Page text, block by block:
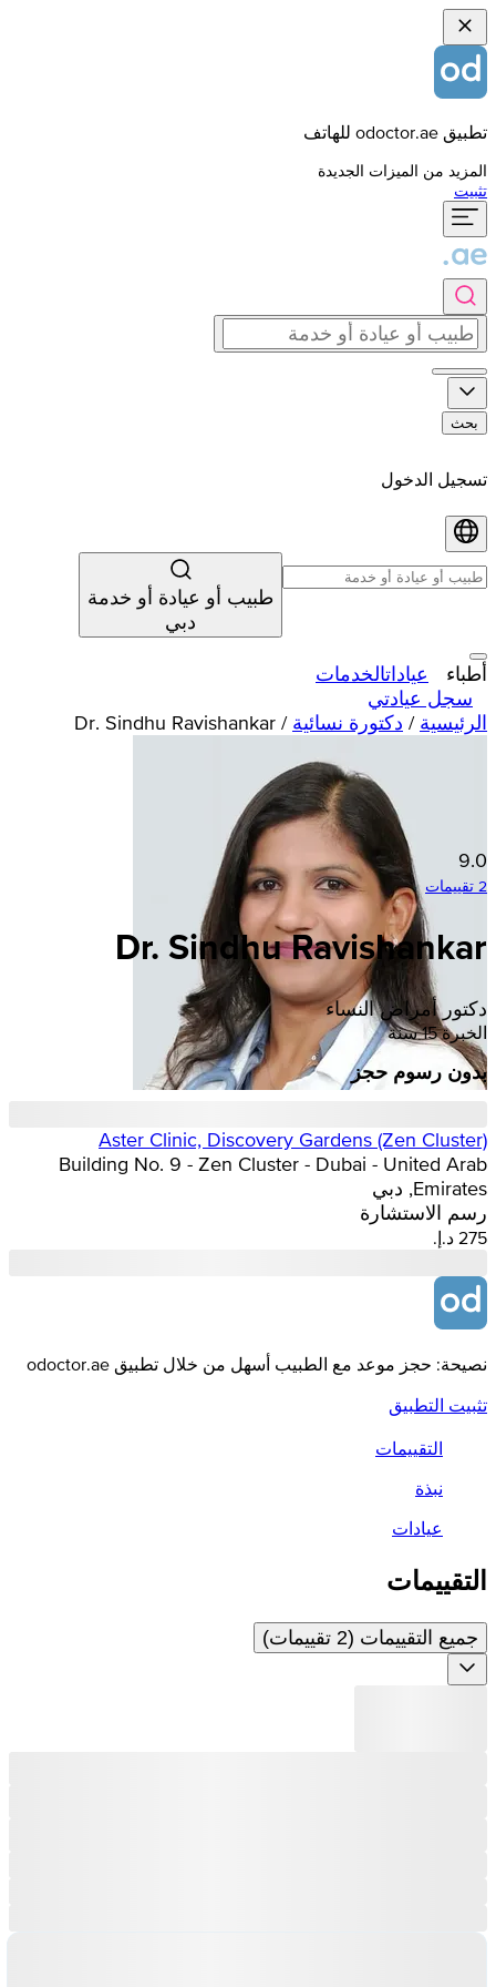
تطبيق odoctor.ae للهاتف
المزيد من الميزات الجديدة
تثبيت
بحث
تسجيل الدخول
طبيب أو عيادة أو خدمة
دبي
أطباء عياداتالخدمات
سجل عيادتي
الرئيسية / دكتورة نسائية /
Dr. Sindhu Ravishankar
9.0
2 تقييمات
Dr. Sindhu Ravishankar
دكتور أمراض النساء
الخبرة 15 سنة
بدون رسوم حجز
Aster Clinic, Discovery Gardens (Zen Cluster)
Building No. 9 - Zen Cluster - Dubai - United Arab
Emirates, دبي
رسم الاستشارة
نصيحة: حجز موعد مع الطبيب أسهل من خلال تطبيق odoctor.ae
تثبيت التطبيق
التقييمات
نبذة
عيادات
التقييمات
جميع التقييمات (2 تقييمات)